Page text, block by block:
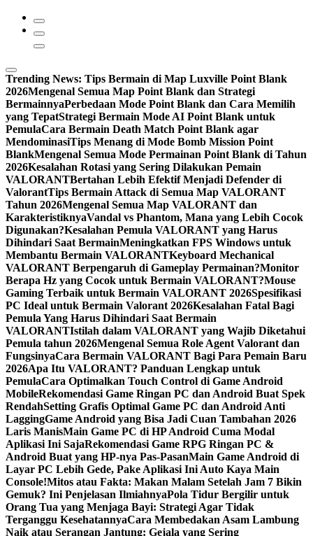
Trending News: Tips Bermain di Map Luxville Point Blank
2026Mengenal Semua Map Point Blank dan Strategi
BermainnyaPerbedaan Mode Point Blank dan Cara Memilih
yang TepatStrategi Bermain Mode AI Point Blank untuk
PemulaCara Bermain Death Match Point Blank agar
MendominasiTips Menang di Mode Bomb Mission Point
BlankMengenal Semua Mode Permainan Point Blank di Tahun
2026Kesalahan Rotasi yang Sering Dilakukan Pemain
VALORANTBertahan Lebih Efektif Menjadi Defender di
ValorantTips Bermain Attack di Semua Map VALORANT
Tahun 2026Mengenal Semua Map VALORANT dan
KarakteristiknyaVandal vs Phantom, Mana yang Lebih Cocok
Digunakan?Kesalahan Pemula VALORANT yang Harus
Dihindari Saat BermainMeningkatkan FPS Windows untuk
Membantu Bermain VALORANTKeyboard Mechanical
VALORANT Berpengaruh di Gameplay Permainan?Monitor
Berapa Hz yang Cocok untuk Bermain VALORANT?Mouse
Gaming Terbaik untuk Bermain VALORANT 2026Spesifikasi
PC Ideal untuk Bermain Valorant 2026Kesalahan Fatal Bagi
Pemula Yang Harus Dihindari Saat Bermain
VALORANTIstilah dalam VALORANT yang Wajib Diketahui
Pemula tahun 2026Mengenal Semua Role Agent Valorant dan
FungsinyaCara Bermain VALORANT Bagi Para Pemain Baru
2026Apa Itu VALORANT? Panduan Lengkap untuk
PemulaCara Optimalkan Touch Control di Game Android
MobileRekomendasi Game Ringan PC dan Android Buat Spek
RendahSetting Grafis Optimal Game PC dan Android Anti
LaggingGame Android yang Bisa Jadi Cuan Tambahan 2026
Laris ManisMain Game PC di HP Android Cuma Modal
Aplikasi Ini SajaRekomendasi Game RPG Ringan PC &
Android Buat yang HP-nya Pas-PasanMain Game Android di
Layar PC Lebih Gede, Pake Aplikasi Ini Auto Kaya Main
Console!Mitos atau Fakta: Makan Malam Setelah Jam 7 Bikin
Gemuk? Ini Penjelasan IlmiahnyaPola Tidur Bergilir untuk
Orang Tua yang Menjaga Bayi: Strategi Agar Tidak
Terganggu KesehatannyaCara Membedakan Asam Lambung
Naik atau Serangan Jantung: Gejala yang Sering